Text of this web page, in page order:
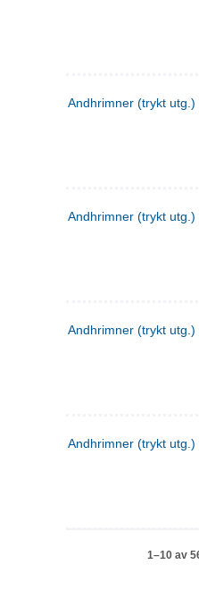
Andhrimner (trykt utg.)
Andhrimner (trykt utg.)
Andhrimner (trykt utg.)
Andhrimner (trykt utg.)
1–10 av